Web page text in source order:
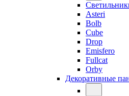
Asteri
Bolb
Cube
Drop
Emisfero
Fullcat
Orby
Декоративные